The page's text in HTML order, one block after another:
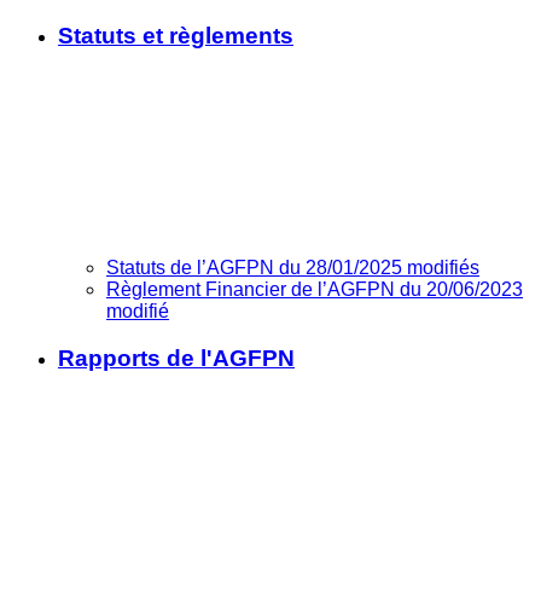
Statuts et règlements
Statuts de l’AGFPN du 28/01/2025 modifiés
Règlement Financier de l’AGFPN du 20/06/2023
modifié
Rapports de l'AGFPN